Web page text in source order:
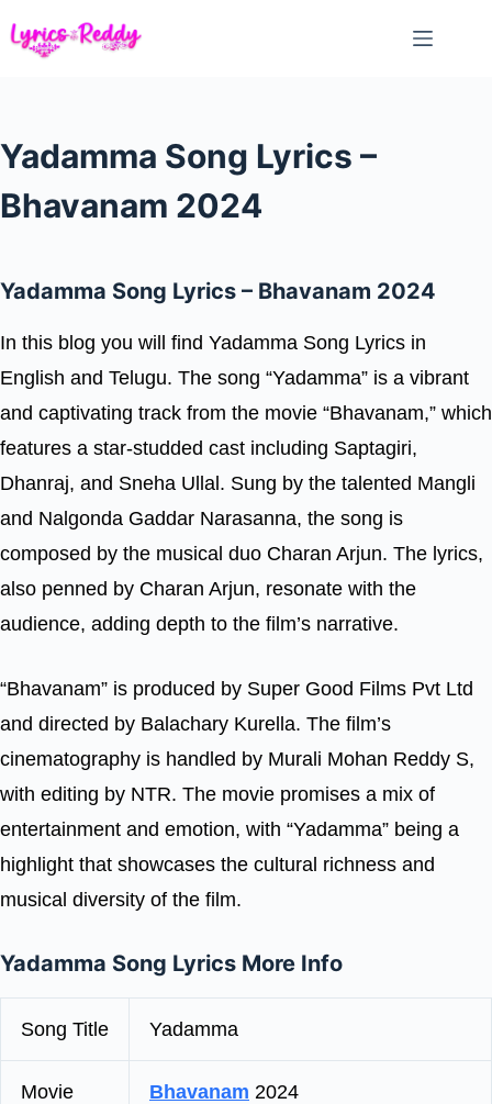
to
Yadamma Song Lyrics –
Bhavanam 2024
Yadamma Song Lyrics – Bhavanam 2024
In this blog you will find Yadamma Song Lyrics in
English and Telugu. The song “Yadamma” is a vibrant
and captivating track from the movie “Bhavanam,” which
features a star-studded cast including Saptagiri,
Dhanraj, and Sneha Ullal. Sung by the talented Mangli
and Nalgonda Gaddar Narasanna, the song is
composed by the musical duo Charan Arjun. The lyrics,
also penned by Charan Arjun, resonate with the
audience, adding depth to the film’s narrative.
“Bhavanam” is produced by Super Good Films Pvt Ltd
and directed by Balachary Kurella. The film’s
cinematography is handled by Murali Mohan Reddy S,
with editing by NTR. The movie promises a mix of
entertainment and emotion, with “Yadamma” being a
highlight that showcases the cultural richness and
musical diversity of the film.
Yadamma Song Lyrics More Info
Song Title Yadamma
Movie Bhavanam 2024